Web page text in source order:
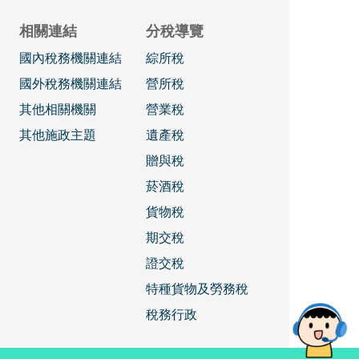
相關連結
國內稅務機關連結
國外稅務機關連結
其他相關機關
其他施政主題
分稅導覽
綜所稅
營所稅
營業稅
遺產稅
贈與稅
菸酒稅
貨物稅
期交稅
證交稅
特種貨物及勞務稅
稅務行政